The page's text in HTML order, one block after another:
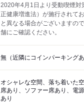
2020年4月1日より受動喫煙対
正健康増進法）が施行されて
と異なる場合がございますの
舗にご確認ください。
無（近隣にコインパーキングあ
オシャレな空間、落ち着いた
席あり、ソファー席あり、電
あり